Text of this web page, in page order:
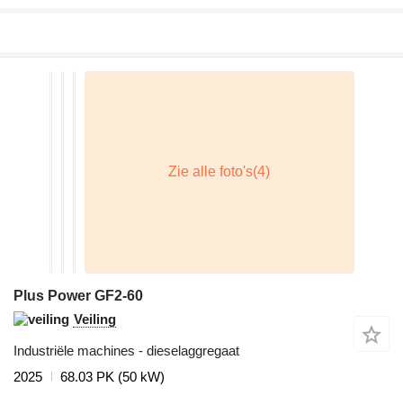
Plus Power GF2-60
Veiling
Industriële machines - dieselaggregaat
2025
68.03 PK (50 kW)